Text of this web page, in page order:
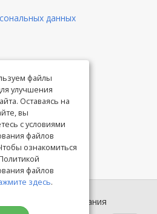
данных
естествознания
файлы
улучшения
Оставаясь на
вы
с условиями
файлов
ознакомиться
файлов
здесь.